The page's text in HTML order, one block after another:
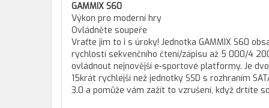
GAMMIX S60
Výkon pro moderní hry
Ovládněte soupeře
Vraťte jim to i s úroky! Jednotka GAMMIX S60
rychlostí sekvenčního čtení/zápisu až 5 000/4
ovládnout nejnovější e-sportové platformy. Je
15krát rychlejší než jednotky SSD s rozhraním
3.0 a pomůže vám zažít to vzrušení, když drtíte